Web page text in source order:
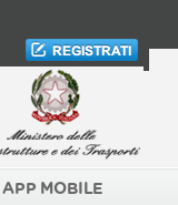
APP MOBILE